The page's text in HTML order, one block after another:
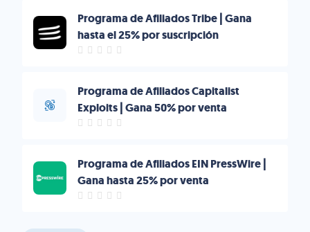
Programa de Afiliados Tribe | Gana
hasta el 25% por suscripción
Programa de Afiliados Capitalist
Exploits | Gana 50% por venta
Programa de Afiliados EIN PressWire |
Gana hasta 25% por venta